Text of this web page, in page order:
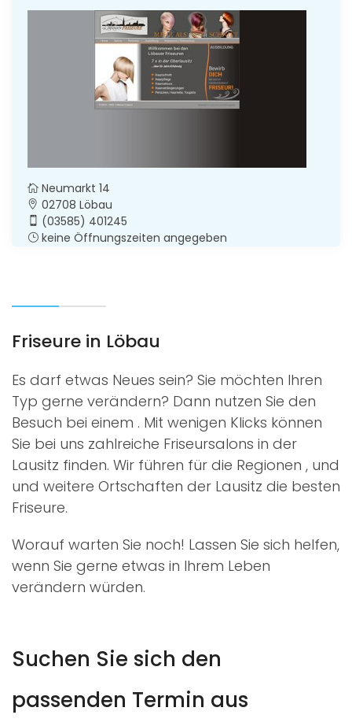
Neumarkt 14
02708 Löbau
(03585) 401245
keine Öffnungszeiten angegeben
Friseure in Löbau
Es darf etwas Neues sein? Sie möchten Ihren
Typ gerne verändern? Dann nutzen Sie den
Besuch bei einem . Mit wenigen Klicks können
Sie bei uns zahlreiche Friseursalons in der
Lausitz finden. Wir führen für die Regionen , und
und weitere Ortschaften der Lausitz die besten
Friseure.
Worauf warten Sie noch! Lassen Sie sich helfen,
wenn Sie gerne etwas in Ihrem Leben
verändern würden.
Suchen Sie sich den
passenden Termin aus